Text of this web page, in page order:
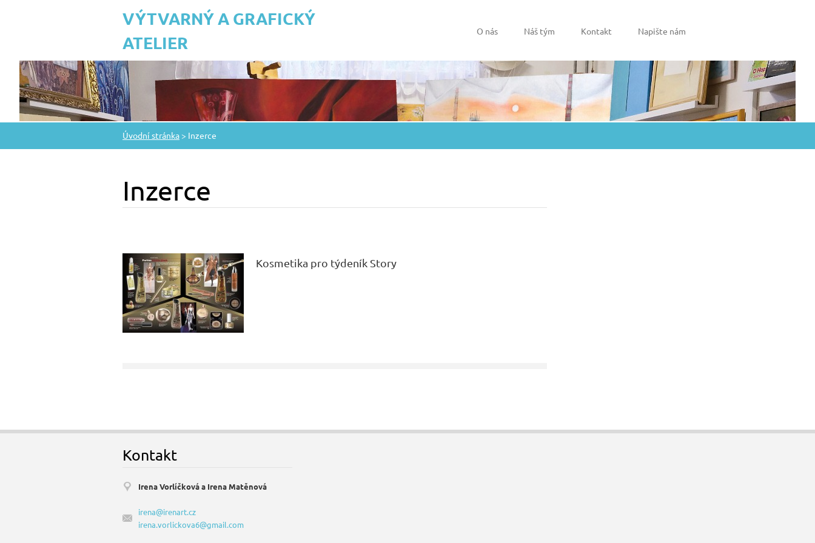
VÝTVARNÝ A GRAFICKÝ
ATELIER
O nás Náš tým Kontakt Napište nám
Úvodní stránka > Inzerce
Inzerce
Kosmetika pro týdeník Story
Kontakt
Irena Vorlíčková a Irena Matěnová
irena@irenart.cz
irena.vorlickova6@gmail.com